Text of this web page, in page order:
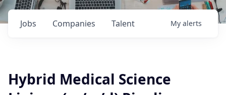
Jobs Companies Talent My alerts
Hybrid Medical Science